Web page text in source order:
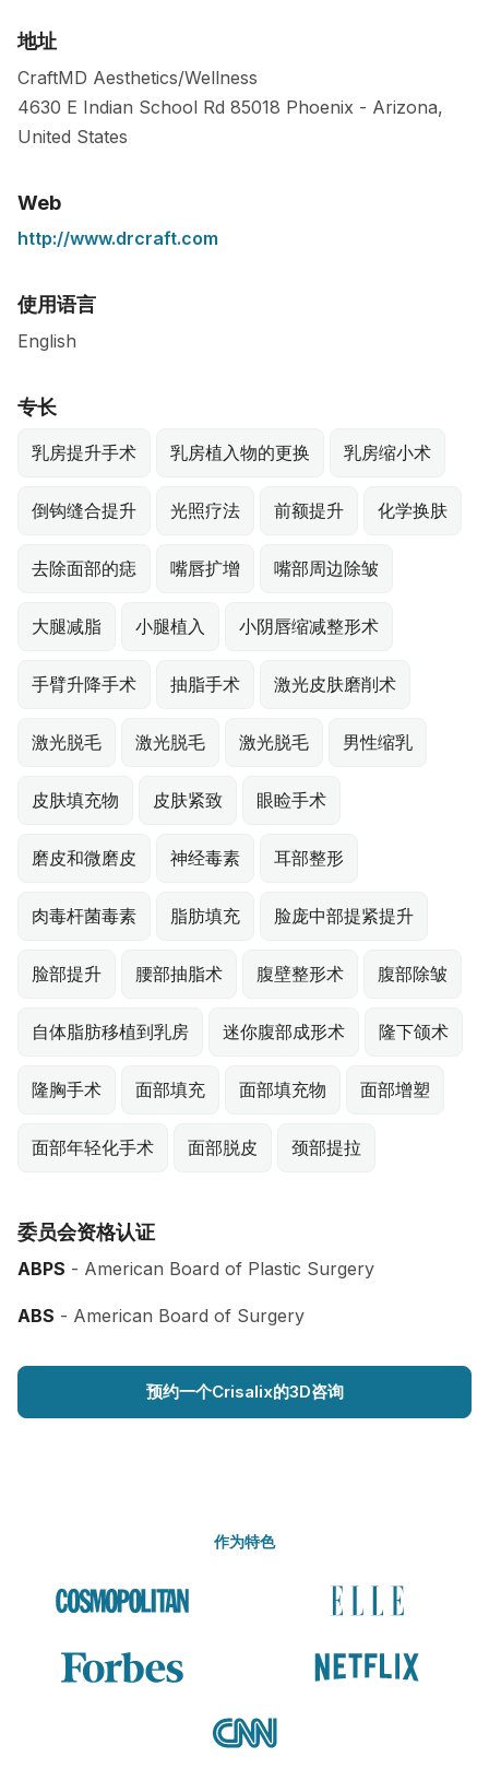
地址
CraftMD Aesthetics/Wellness
4630 E Indian School Rd 85018 Phoenix - Arizona,
United States
Web
http://www.drcraft.com
使用语言
English
专长
乳房提升手术 乳房植入物的更换 乳房缩小术
倒钩缝合提升 光照疗法 前额提升 化学换肤
去除面部的痣 嘴唇扩增 嘴部周边除皱
大腿减脂 小腿植入 小阴唇缩减整形术
手臂升降手术 抽脂手术 激光皮肤磨削术
激光脱毛 激光脱毛 激光脱毛 男性缩乳
皮肤填充物 皮肤紧致 眼睑手术
磨皮和微磨皮 神经毒素 耳部整形
肉毒杆菌毒素 脂肪填充 脸庞中部提紧提升
脸部提升 腰部抽脂术 腹壁整形术 腹部除皱
自体脂肪移植到乳房 迷你腹部成形术 隆下颌术
隆胸手术 面部填充 面部填充物 面部增塑
面部年轻化手术 面部脱皮 颈部提拉
委员会资格认证
ABPS - American Board of Plastic Surgery
ABS - American Board of Surgery
预约一个Crisalix的3D咨询
作为特色